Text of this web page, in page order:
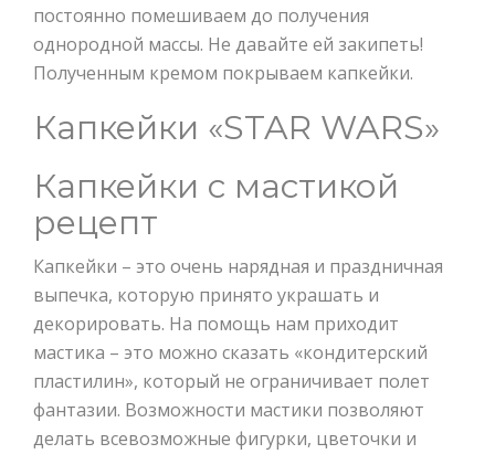
постоянно помешиваем до получения
однородной массы. Не давайте ей закипеть!
Полученным кремом покрываем капкейки.
Капкейки «STAR WARS»
Капкейки с мастикой
рецепт
Капкейки – это очень нарядная и праздничная
выпечка, которую принято украшать и
декорировать. На помощь нам приходит
мастика – это можно сказать «кондитерский
пластилин», который не ограничивает полет
фантазии. Возможности мастики позволяют
делать всевозможные фигурки, цветочки и